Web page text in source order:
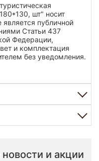
шт" носит
публичной
Статьи 437
Федерации,
и комплектация
без уведомления.
и акции